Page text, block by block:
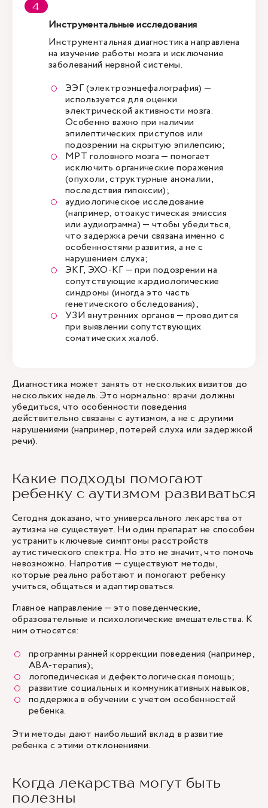
Инструментальные исследования
Инструментальная диагностика направлена
на изучение работы мозга и исключение
заболеваний нервной системы.
ЭЭГ (электроэнцефалография) —
используется для оценки
электрической активности мозга.
Особенно важно при наличии
эпилептических приступов или
подозрении на скрытую эпилепсию;
МРТ головного мозга — помогает
исключить органические поражения
(опухоли, структурные аномалии,
последствия гипоксии);
аудиологическое исследование
(например, отоакустическая эмиссия
или аудиограмма) — чтобы убедиться,
что задержка речи связана именно с
особенностями развития, а не с
нарушением слуха;
ЭКГ, ЭХО-КГ — при подозрении на
сопутствующие кардиологические
синдромы (иногда это часть
генетического обследования);
УЗИ внутренних органов — проводится
при выявлении сопутствующих
соматических жалоб.
Диагностика может занять от нескольких визитов до
нескольких недель. Это нормально: врачи должны
убедиться, что особенности поведения
действительно связаны с аутизмом, а не с другими
нарушениями (например, потерей слуха или задержкой
речи).
Какие подходы помогают
ребенку с аутизмом развиваться
Сегодня доказано, что универсального лекарства от
аутизма не существует. Ни один препарат не способен
устранить ключевые симптомы расстройств
аутистического спектра. Но это не значит, что помочь
невозможно. Напротив — существуют методы,
которые реально работают и помогают ребенку
учиться, общаться и адаптироваться.
Главное направление — это поведенческие,
образовательные и психологические вмешательства. К
ним относятся:
программы ранней коррекции поведения (например,
ABA-терапия);
логопедическая и дефектологическая помощь;
развитие социальных и коммуникативных навыков;
поддержка в обучении с учетом особенностей
ребенка.
Эти методы дают наибольший вклад в развитие
ребенка с этими отклонениями.
Когда лекарства могут быть
полезны